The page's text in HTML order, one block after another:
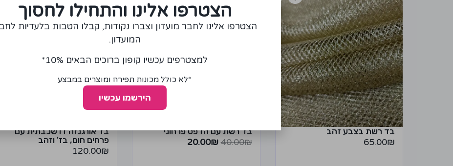
בד רשת בצבע זהב
65.00₪
בד רשת עם הדפס פרחוני
40.00₪
20.00₪
בד אורגנזה דו שכבתית עם
פרחים חום, בז' וזהב
120.00₪
הצטרפו אלינו והתחילו לחסוך
הצטרפו אלינו לחבר מועדון וצברו נקודות, קבלו הטבות בלעדיות
המועדון.
למצטרפים עכשיו קופון ברוכים הבאים 10%*
*לא כולל מכונות תפירה ומוצרים במבצע
הירשמו עכשיו